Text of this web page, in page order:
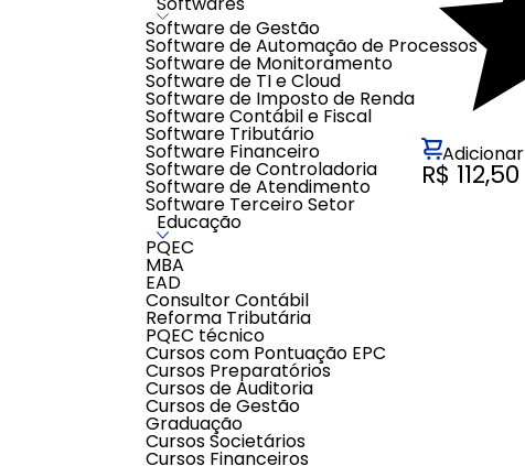
Software de Gestão
Software de Automação de Processos
Software de Monitoramento
Software de TI e Cloud
Software de Imposto de Renda
Software Contábil e Fiscal
Software Tributário
Software Financeiro
Software de Controladoria
Software de Atendimento
Software Terceiro Setor
Educação
PQEC
MBA
EAD
Consultor Contábil
Reforma Tributária
PQEC técnico
Cursos com Pontuação EPC
Cursos Preparatórios
Cursos de Auditoria
Cursos de Gestão
Graduação
Cursos Societários
Cursos Financeiros
Adicionar
R$ 112,50